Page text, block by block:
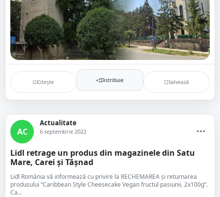
Citește Distribuie Salvează
AC
Actualitate
6 septembrie 2022
Lidl retrage un produs din magazinele din Satu
Mare, Carei și Tășnad
Lidl România vă informează cu privire la RECHEMAREA și returnarea
produsului “Caribbean Style Cheesecake Vegan fructul pasiunii, 2x100g”.
Ca...